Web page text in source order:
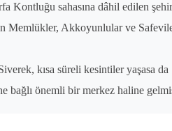
Kontluğu sahasına dâhil edilen
Memlükler, Akkoyunlular ve
kısa süreli kesintiler yaşasa
bağlı önemli bir merkez haline